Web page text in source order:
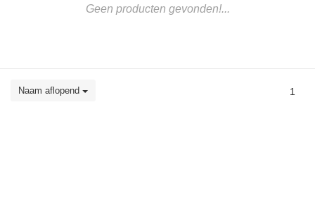
Geen producten gevonden!...
Naam aflopend 1